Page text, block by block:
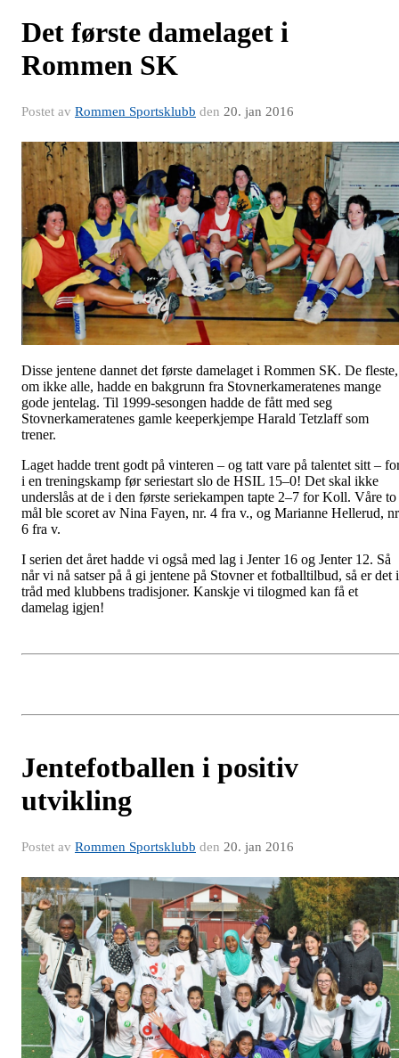
Det første damelaget i
Rommen SK
Postet av Rommen Sportsklubb den 20. jan 2016
Disse jentene dannet det første damelaget i Rommen SK. De fleste,
om ikke alle, hadde en bakgrunn fra Stovnerkameratenes mange
gode jentelag. Til 1999-sesongen hadde de fått med seg
Stovnerkameratenes gamle keeperkjempe Harald Tetzlaff som
trener.
Laget hadde trent godt på vinteren – og tatt vare på talentet sitt –
i en treningskamp før seriestart slo de HSIL 15–0! Det skal ikke
underslås at de i den første seriekampen tapte 2–7 for Koll. Våre to
mål ble scoret av Nina Fayen, nr. 4 fra v., og Marianne Hellerud,
6 fra v.
I serien det året hadde vi også med lag i Jenter 16 og Jenter 12. Så
når vi nå satser på å gi jentene på Stovner et fotballtilbud, så er det i
tråd med klubbens tradisjoner. Kanskje vi tilogmed kan få et
damelag igjen!
Jentefotballen i positiv
utvikling
Postet av Rommen Sportsklubb den 20. jan 2016